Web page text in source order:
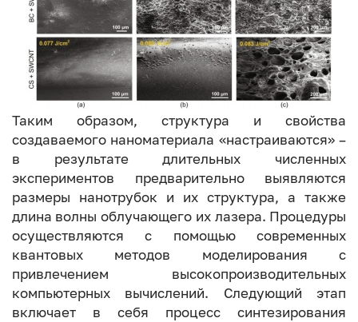
Таким образом, структура и свойства
создаваемого наноматериала «настраиваются» –
в результате длительных численных
экспериментов предварительно выявляются
размеры нанотрубок и их структура, а также
длина волны облучающего их лазера. Процедуры
осуществляются с помощью современных
квантовых методов моделирования с
привлечением высокопроизводительных
компьютерных вычислений. Следующий этап
включает в себя процесс синтезирования